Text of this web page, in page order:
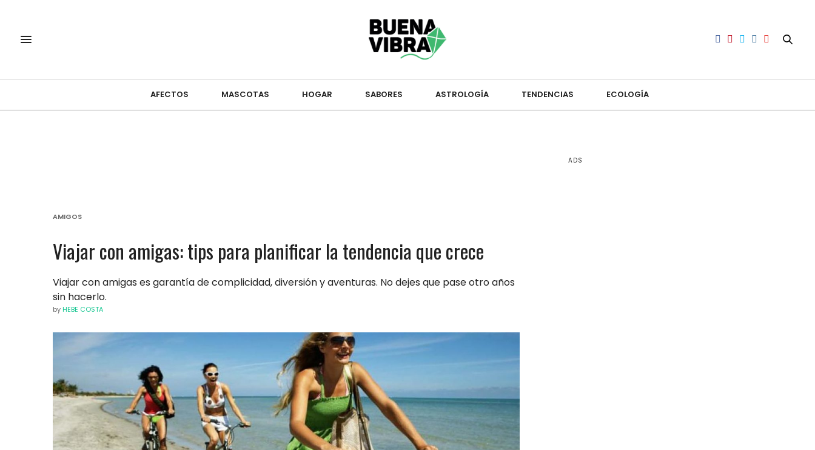
AFECTOS MASCOTAS HOGAR SABORES ASTROLOGÍA TENDENCIAS ECOLOGÍA
AMIGOS
Viajar con amigas: tips para planificar la tendencia que crece
Viajar con amigas es garantía de complicidad, diversión y aventuras. No dejes que pase otro años
sin hacerlo.
by HEBE COSTA
ADS